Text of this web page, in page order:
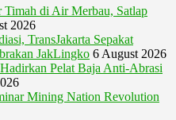
Timah di Air Merbau, Satlap
2026
TransJakarta Sepakat
JakLingko 6 August 2026
Pelat Baja Anti-Abrasi
Mining Nation Revolution